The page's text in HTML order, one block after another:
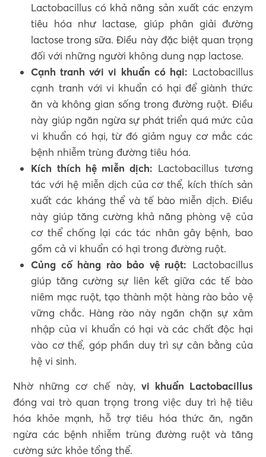
Lactobacillus có khả năng sản xuất các enzym
tiêu hóa như lactase, giúp phân giải đường
lactose trong sữa. Điều này đặc biệt quan trọng
đối với những người không dung nạp lactose.
Cạnh tranh với vi khuẩn có hại: Lactobacillus
cạnh tranh với vi khuẩn có hại để giành thức
ăn và không gian sống trong đường ruột. Điều
này giúp ngăn ngừa sự phát triển quá mức của
vi khuẩn có hại, từ đó giảm nguy cơ mắc các
bệnh nhiễm trùng đường tiêu hóa.
Kích thích hệ miễn dịch: Lactobacillus tương
tác với hệ miễn dịch của cơ thể, kích thích sản
xuất các kháng thể và tế bào miễn dịch. Điều
này giúp tăng cường khả năng phòng vệ của
cơ thể chống lại các tác nhân gây bệnh, bao
gồm cả vi khuẩn có hại trong đường ruột.
Củng cố hàng rào bảo vệ ruột: Lactobacillus
giúp tăng cường sự liên kết giữa các tế bào
niêm mạc ruột, tạo thành một hàng rào bảo vệ
vững chắc. Hàng rào này ngăn chặn sự xâm
nhập của vi khuẩn có hại và các chất độc hại
vào cơ thể, góp phần duy trì sự cân bằng của
hệ vi sinh.
Nhờ những cơ chế này, vi khuẩn Lactobacillus
đóng vai trò quan trọng trong việc duy trì hệ tiêu
hóa khỏe mạnh, hỗ trợ tiêu hóa thức ăn, ngăn
ngừa các bệnh nhiễm trùng đường ruột và tăng
cường sức khỏe tổng thể.